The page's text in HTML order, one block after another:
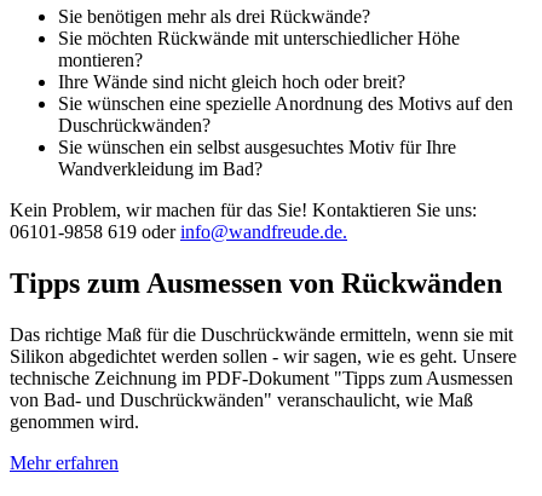
Sie benötigen mehr als drei Rückwände?
Sie möchten Rückwände mit unterschiedlicher Höhe
montieren?
Ihre Wände sind nicht gleich hoch oder breit?
Sie wünschen eine spezielle Anordnung des Motivs auf den
Duschrückwänden?
Sie wünschen ein selbst ausgesuchtes Motiv für Ihre
Wandverkleidung im Bad?
Kein Problem, wir machen für das Sie! Kontaktieren Sie uns:
06101-9858 619 oderinfo@wandfreude.de.
Tipps zum Ausmessen von Rückwänden
Das richtige Maß für die Duschrückwände ermitteln, wenn sie mit
Silikon abgedichtet werden sollen - wir sagen, wie es geht. Unsere
technische Zeichnung im PDF-Dokument "Tipps zum Ausmessen
von Bad- und Duschrückwänden" veranschaulicht, wie Maß
genommen wird.
Mehr erfahren